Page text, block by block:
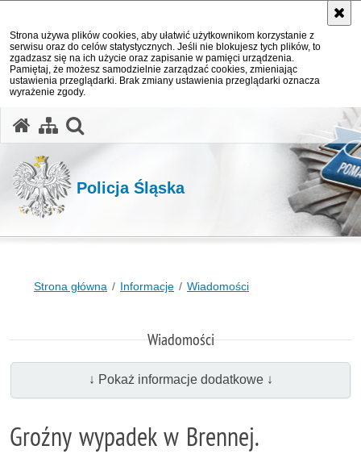
Strona używa plików cookies, aby ułatwić użytkownikom korzystanie z
serwisu oraz do celów statystycznych. Jeśli nie blokujesz tych plików, to
zgadzasz się na ich użycie oraz zapisanie w pamięci urządzenia.
Pamiętaj, że możesz samodzielnie zarządzać cookies, zmieniając
ustawienia przeglądarki. Brak zmiany ustawienia przeglądarki oznacza
wyrażenie zgody.
Policja Śląska
Strona główna Informacje Wiadomości
Wiadomości
↓ Pokaż informacje dodatkowe ↓
Groźny wypadek w Brennej.